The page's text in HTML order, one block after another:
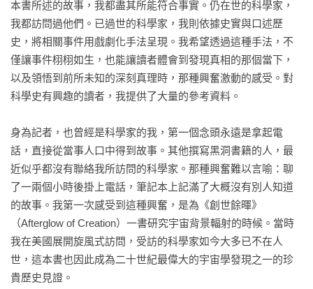
本書所述的故事，我都盡其所能符合事實。仍在世的科學家，
我都訪問過他們。已過世的科學家，我則依據史實與口述歷
史，將相關事件用戲劇化手法呈現。我希望透過這種手法，不
僅讓事件栩栩如生，也能讓讀者體會到發現真相的那個當下，
以及領悟到前所未知的深刻真理時，那種興奮激動的感受。對
科學史有興趣的讀者，我提供了大量的參考資料。
身為記者，也曾經是科學家的我，第一個念頭永遠是拿起電
話，直接從當事人口中得到故事。其他撰寫黑洞書籍的人，最
近似乎都沒有聯絡我所訪問的科學家。那種興奮難以言喻：聊
了一兩個小時後掛上電話，筆記本上記滿了大概沒有別人知道
的故事。我第一次感受到這種興奮，是為《創世餘暉》
（Afterglow of Creation）一書研究宇宙背景輻射的時候。當時
我在美國展開旋風式訪問，受訪的科學家如今大多已不在人
世，這本書也因此成為二十世紀最偉大的宇宙學發現之一的珍
貴歷史見證。